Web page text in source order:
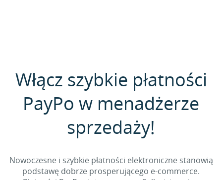
Włącz szybkie płatności
PayPo w menadżerze
sprzedaży!
Nowoczesne i szybkie płatności elektroniczne stanowią
podstawę dobrze prosperującego e-commerce.